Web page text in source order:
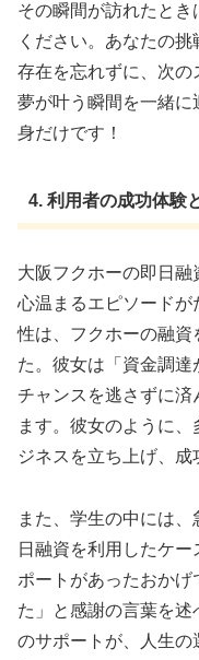
その瞬間が訪れたと
ください。あなたの
存在を忘れずに、次の
夢が叶う瞬間を一緒に
身だけです！
4. 利用者の成功体験
大阪フクホーの即日融
心温まるエピソード
性は、フクホーの融資
た。彼女は「資金調
チャンスを逃さずに
ます。彼女のように
ジネスを立ち上げ、成
また、学生の中には
日融資を利用したケ
ポートがあったおかげ
た」と感謝の言葉を
のサポートが、人生